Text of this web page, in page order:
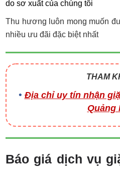
do sơ xuất của chúng tôi
Thu hương luôn mong muốn
nhiều ưu đãi đặc biệt nhất
THAM
Địa chỉ uy tín nhận
Quảng
Báo giá dịch vụ